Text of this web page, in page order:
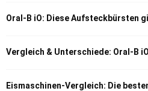
Oral-B iO: Diese Aufsteckbürsten
Vergleich & Unterschiede: Oral-B
Eismaschinen-Vergleich: Die